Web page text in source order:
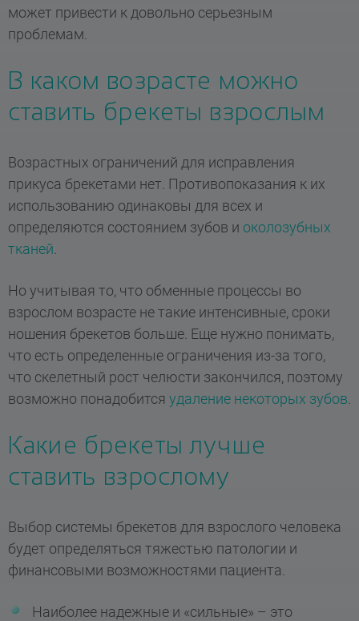
может привести к довольно серьезным
проблемам.
В каком возрасте можно
ставить брекеты взрослым
Возрастных ограничений для исправления
прикуса брекетами нет. Противопоказания к их
использованию одинаковы для всех и
определяются состоянием зубов и околозубных
тканей
Но учитывая то, что обменные процессы во
взрослом возрасте не такие интенсивные, сроки
ношения брекетов больше. Еще нужно понимать,
что есть определенные ограничения из-за того,
что скелетный рост челюсти закончился, поэтому
возможно понадобится удаление некоторых зубов
Какие брекеты лучше
ставить взрослому
Выбор системы брекетов для взрослого человека
будет определяться тяжестью патологии и
финансовыми возможностями пациента.
Наиболее надежные и «сильные» – это